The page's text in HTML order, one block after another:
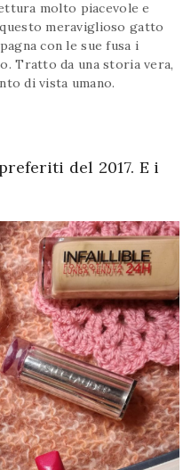
molto piacevole e
meraviglioso gatto
con le sue fusa i
Tratto da una storia vera,
di vista umano.
del 2017. E i